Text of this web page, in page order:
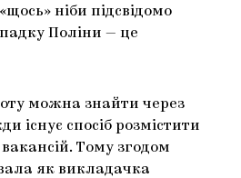
ніби підсвідомо
Поліни — це
можна знайти через
існує спосіб розмістити
Тому згодом
як викладачка